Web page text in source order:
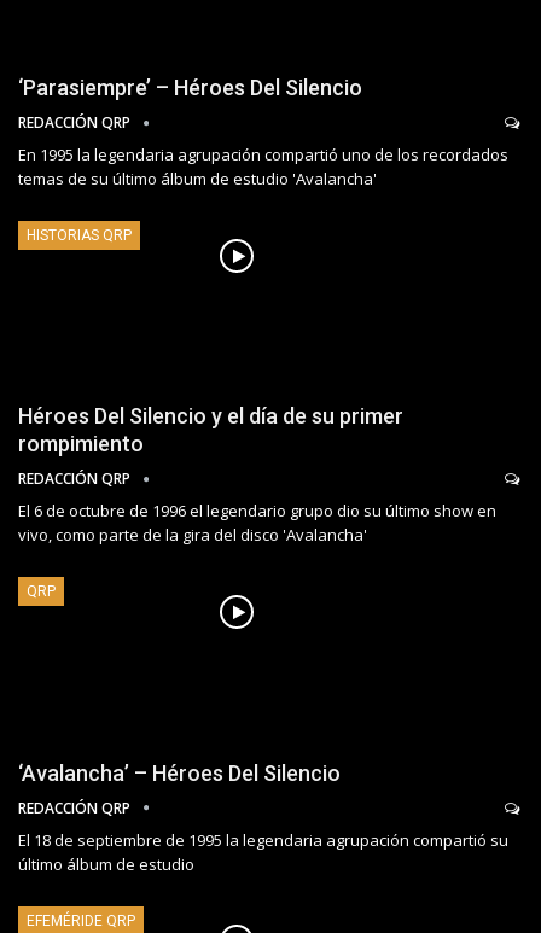
‘Parasiempre’ – Héroes Del Silencio
REDACCIÓN QRP
En 1995 la legendaria agrupación compartió uno de los recordados
temas de su último álbum de estudio 'Avalancha'
HISTORIAS QRP
Héroes Del Silencio y el día de su primer
rompimiento
REDACCIÓN QRP
El 6 de octubre de 1996 el legendario grupo dio su último show en
vivo, como parte de la gira del disco 'Avalancha'
QRP
‘Avalancha’ – Héroes Del Silencio
REDACCIÓN QRP
El 18 de septiembre de 1995 la legendaria agrupación compartió su
último álbum de estudio
EFEMÉRIDE QRP